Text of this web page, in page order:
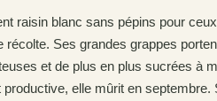
raisin blanc sans pépins pour
récolte. Ses grandes grappes
et de plus en plus sucrées à
elle mûrit en